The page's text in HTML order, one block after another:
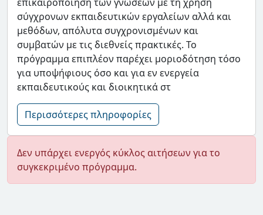
σύγχρονων εκπαιδευτικών εργαλείων αλλά και
μεθόδων, απόλυτα συγχρονισμένων και
συμβατών με τις διεθνείς πρακτικές. Το
πρόγραμμα επιπλέον παρέχει μοριοδότηση τόσο
για υποψήφιους όσο και για εν ενεργεία
εκπαιδευτικούς και διοικητικά στ
Περισσότερες πληροφορίες
Δεν υπάρχει ενεργός κύκλος αιτήσεων για το
συγκεκριμένο πρόγραμμα.